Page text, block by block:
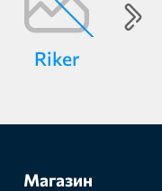
Riker
Магазин